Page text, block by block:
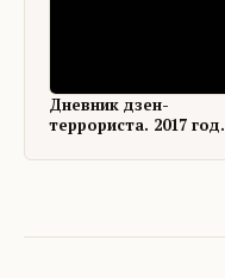
Дневник дзен-
террориста. 2017 год.